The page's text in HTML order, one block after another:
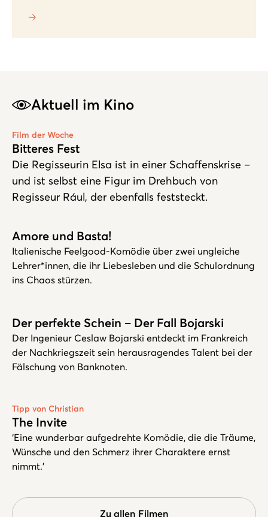
Aktuell im Kino
Film der Woche
Bitteres Fest
Die Regisseurin Elsa ist in einer Schaffenskrise –
und ist selbst eine Figur im Drehbuch von
Regisseur Rául, der ebenfalls feststeckt.
Amore und Basta!
Italienische Feelgood-Komödie über zwei ungleiche
Lehrer*innen, die ihr Liebesleben und die Schulordnung
ins Chaos stürzen.
Der perfekte Schein – Der Fall Bojarski
Der Ingenieur Ceslaw Bojarski entdeckt im Frankreich
der Nachkriegszeit sein herausragendes Talent bei der
Fälschung von Banknoten.
Tipp von Christian
The Invite
‘Eine wunderbar aufgedrehte Komödie, die die Träume,
Wünsche und den Schmerz ihrer Charaktere ernst
nimmt.’
Zu allen Filmen